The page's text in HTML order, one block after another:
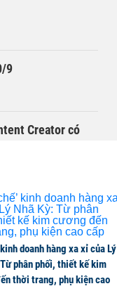
9
Creator có
lúc vượt
trả lên tới
doanh hàng xa xỉ của Lý
phân phối, thiết kế kim
thời trang, phụ kiện cao